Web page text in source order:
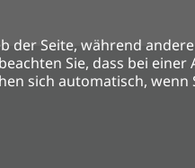
Seite, während
Sie, dass bei
sich automatisch, wenn